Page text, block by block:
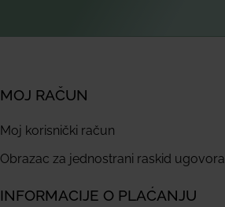
MOJ RAČUN
Moj korisnički račun
Obrazac za jednostrani raskid ugovora
INFORMACIJE O PLAĆANJU